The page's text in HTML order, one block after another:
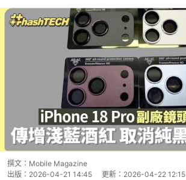
撰文： Mobile Magazine
出版： 2026-04-21 14:45 更新： 2026-04-22 12:15